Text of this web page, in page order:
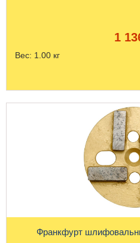
1
Вес: 1.00 кг
Франкфурт